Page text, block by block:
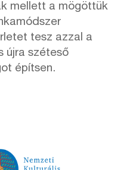
mellett a mögöttük
tesz azzal a
újra széteső
építsen.